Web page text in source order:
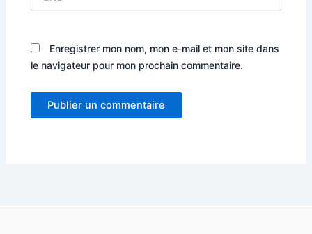
Enregistrer mon nom, mon e-mail et mon site dans
le navigateur pour mon prochain commentaire.